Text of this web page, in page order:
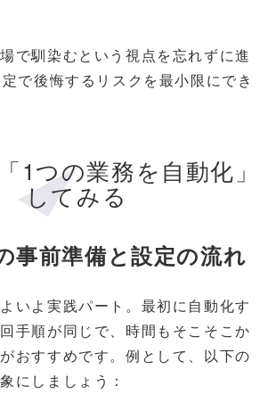
で馴染むという視点を忘れずに進
で後悔するリスクを最小限にでき
1つの業務を自動化」
してみる
事前準備と設定の流れ
いよ実践パート。最初に自動化す
手順が同じで、時間もそこそこか
おすすめです。例として、以下の
にしましょう：